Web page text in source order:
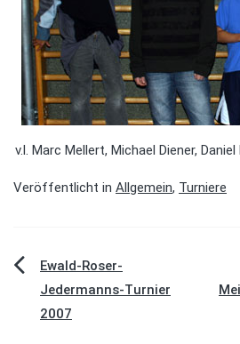
v.l. Marc Mellert, Michael Diener,
Veröffentlicht in Allgemein, Turniere
Beitragsnavigation
Ewald-Roser-
Jedermanns-Turnier
2007